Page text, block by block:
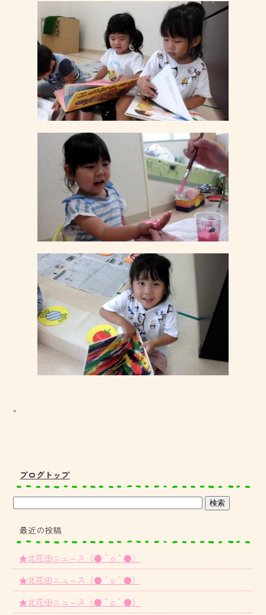
。
ブログトップ
最近の投稿
★北花田ニュ～ス（●＾o＾●）
★北花田ニュ～ス（●＾o＾●）
★北花田ニュ～ス（●＾o＾●）